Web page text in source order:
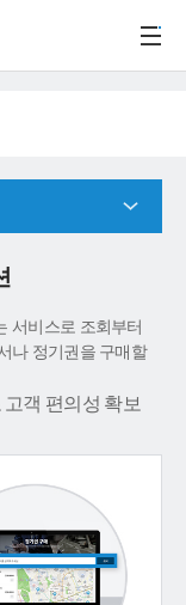
서비스로 조회부터
나 정기권을 구매할
객 편의성 확보